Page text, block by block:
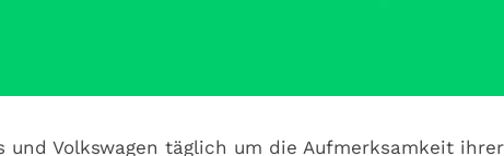
Volkswagen täglich um die Aufmerksamkeit